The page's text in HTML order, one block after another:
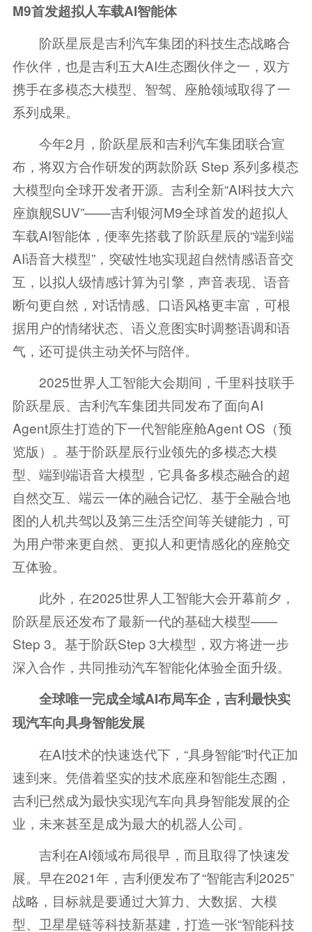
M9首发超拟人车载AI智能体
阶跃星辰是吉利汽车集团的科技生态战略合
作伙伴，也是吉利五大AI生态圈伙伴之一，双方
携手在多模态大模型、智驾、座舱领域取得了一
系列成果。
今年2月，阶跃星辰和吉利汽车集团联合宣
布，将双方合作研发的两款阶跃 Step 系列多模态
大模型向全球开发者开源。吉利全新“AI科技大六
座旗舰SUV”——吉利银河M9全球首发的超拟人
车载AI智能体，便率先搭载了阶跃星辰的“端到端
AI语音大模型”，突破性地实现超自然情感语音交
互，以拟人级情感计算为引擎，声音表现、语音
断句更自然，对话情感、口语风格更丰富，可根
据用户的情绪状态、语义意图实时调整语调和语
气，还可提供主动关怀与陪伴。
2025世界人工智能大会期间，千里科技联手
阶跃星辰、吉利汽车集团共同发布了面向AI
Agent原生打造的下一代智能座舱Agent OS（预
览版）。基于阶跃星辰行业领先的多模态大模
型、端到端语音大模型，它具备多模态融合的超
自然交互、端云一体的融合记忆、基于全融合地
图的人机共驾以及第三生活空间等关键能力，可
为用户带来更自然、更拟人和更情感化的座舱交
互体验。
此外，在2025世界人工智能大会开幕前夕，
阶跃星辰还发布了最新一代的基础大模型——
Step 3。基于阶跃Step 3大模型，双方将进一步
深入合作，共同推动汽车智能化体验全面升级。
全球唯一完成全域AI布局车企，吉利最快实
现汽车向具身智能发展
在AI技术的快速迭代下，“具身智能”时代正加
速到来。凭借着坚实的技术底座和智能生态圈，
吉利已然成为最快实现汽车向具身智能发展的企
业，未来甚至是成为最大的机器人公司。
吉利在AI领域布局很早，而且取得了快速发
展。早在2021年，吉利便发布了“智能吉利2025”
战略，目标就是要通过大算力、大数据、大模
型、卫星星链等科技新基建，打造一张“智能科技